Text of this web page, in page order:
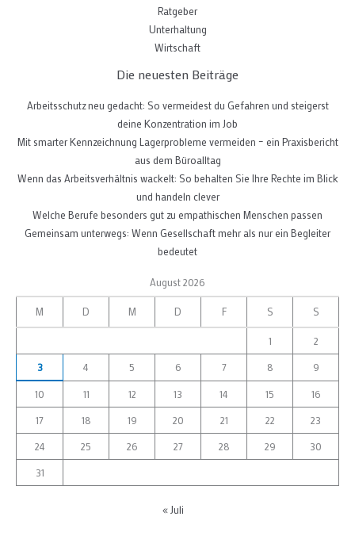
Ratgeber
Unterhaltung
Wirtschaft
Die neuesten Beiträge
Arbeitsschutz neu gedacht: So vermeidest du Gefahren und steigerst
deine Konzentration im Job
Mit smarter Kennzeichnung Lagerprobleme vermeiden – ein Praxisbericht
aus dem Büroalltag
Wenn das Arbeitsverhältnis wackelt: So behalten Sie Ihre Rechte im Blick
und handeln clever
Welche Berufe besonders gut zu empathischen Menschen passen
Gemeinsam unterwegs: Wenn Gesellschaft mehr als nur ein Begleiter
bedeutet
August 2026
M D M D F S S
1 2
3 4 5 6 7 8 9
10 11 12 13 14 15 16
17 18 19 20 21 22 23
24 25 26 27 28 29 30
31
« Juli